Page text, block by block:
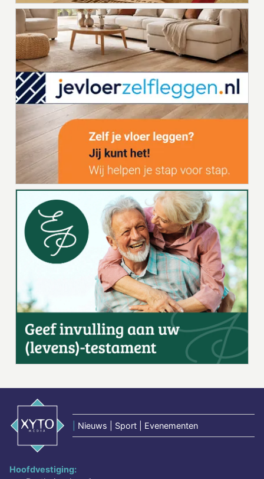
Nieuws | Sport | Evenementen
Hoofdvestiging: